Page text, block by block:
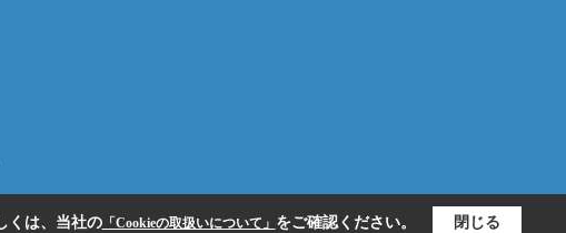
くは、当社の「Cookieの取扱いについて」 をご確認ください。 閉じる